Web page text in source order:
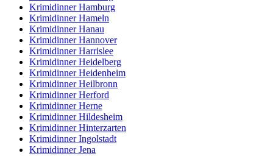
Krimidinner Hamburg
Krimidinner Hameln
Krimidinner Hanau
Krimidinner Hannover
Krimidinner Harrislee
Krimidinner Heidelberg
Krimidinner Heidenheim
Krimidinner Heilbronn
Krimidinner Herford
Krimidinner Herne
Krimidinner Hildesheim
Krimidinner Hinterzarten
Krimidinner Ingolstadt
Krimidinner Jena